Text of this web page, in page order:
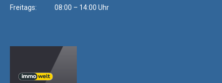
Freitags: 08:00 – 14:00 Uhr